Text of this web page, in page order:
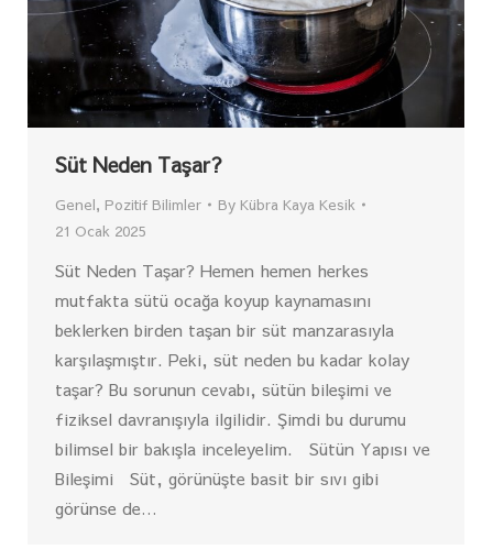
Süt Neden Taşar?
Genel, Pozitif Bilimler By Kübra Kaya Kesik
21 Ocak 2025
Süt Neden Taşar? Hemen hemen herkes
mutfakta sütü ocağa koyup kaynamasını
beklerken birden taşan bir süt manzarasıyla
karşılaşmıştır. Peki, süt neden bu kadar kolay
taşar? Bu sorunun cevabı, sütün bileşimi ve
fiziksel davranışıyla ilgilidir. Şimdi bu durumu
bilimsel bir bakışla inceleyelim. Sütün Yapısı ve
Bileşimi Süt, görünüşte basit bir sıvı gibi
görünse de…